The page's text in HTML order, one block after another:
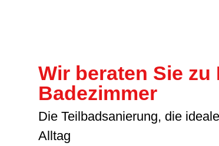
Wir beraten Sie zu
Badezimmer
Die Teilbadsanierung, die
Alltag